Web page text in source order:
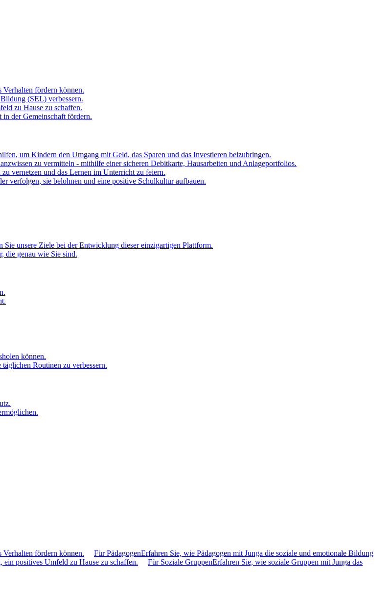
fördern können.
(SEL) verbessern.
zu Hause zu schaffen.
in der Gemeinschaft fördern.
um Kindern den Umgang mit Geld, das Sparen und das Investieren beizubringen.
zu vermitteln - mithilfe einer sicheren Debitkarte, Hausarbeiten und Anlageportfolios.
vernetzen und das Lernen im Unterricht zu feiern.
verfolgen, sie belohnen und eine positive Schulkultur aufbauen.
unsere Ziele bei der Entwicklung dieser einzigartigen Plattform.
die genau wie Sie sind.
können.
Routinen zu verbessern.
fördern können. Für PädagogenErfahren Sie, wie Pädagogen mit Junga die soziale und emotionale Bildung
positives Umfeld zu Hause zu schaffen. Für Soziale GruppenErfahren Sie, wie soziale Gruppen mit Junga das